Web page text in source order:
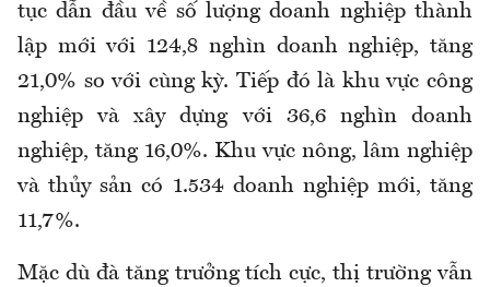
tục dẫn đầu về số lượng doanh nghiệp thành
lập mới với 124,8 nghìn doanh nghiệp, tăng
21,0% so với cùng kỳ. Tiếp đó là khu vực công
nghiệp và xây dựng với 36,6 nghìn doanh
nghiệp, tăng 16,0%. Khu vực nông, lâm nghiệp
và thủy sản có 1.534 doanh nghiệp mới, tăng
11,7%.
Mặc dù đà tăng trưởng tích cực, thị trường vẫn